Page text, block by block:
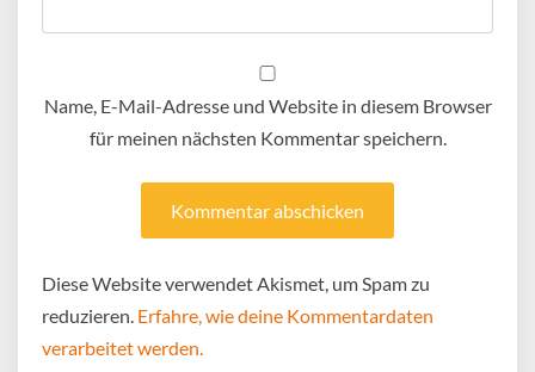
Name, E-Mail-Adresse und Website in diesem Browser
für meinen nächsten Kommentar speichern.
Diese Website verwendet Akismet, um Spam zu
reduzieren. Erfahre, wie deine Kommentardaten
verarbeitet werden.